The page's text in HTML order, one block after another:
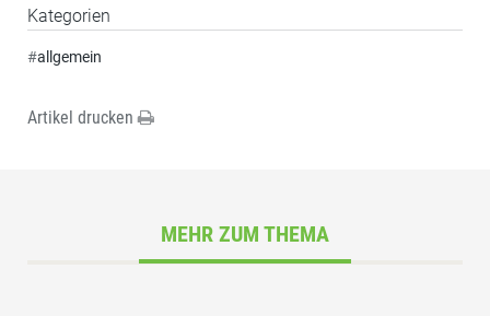
Kategorien
#allgemein
Artikel drucken
MEHR ZUM THEMA